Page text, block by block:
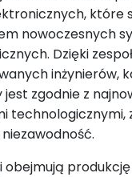
które
nowoczesnych
Dzięki
inżynierów,
jest zgodnie z
technologicznymi,
obejmują